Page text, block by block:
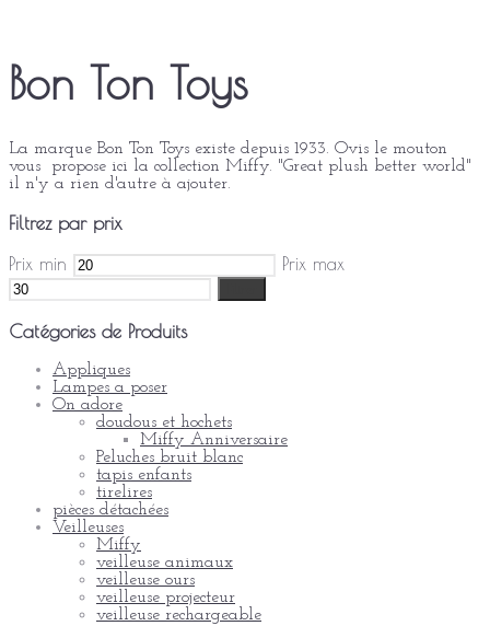
Bon Ton Toys
La marque Bon Ton Toys existe depuis 1933. Ovis le mouton
vous propose ici la collection Miffy. "Great plush better world"
il n'y a rien d'autre à ajouter.
Filtrez par prix
Prix min Prix max
Catégories de Produits
Appliques
Lampes a poser
On adore
doudous et hochets
Miffy Anniversaire
Peluches bruit blanc
tapis enfants
tirelires
pièces détachées
Veilleuses
Miffy
veilleuse animaux
veilleuse ours
veilleuse projecteur
veilleuse rechargeable